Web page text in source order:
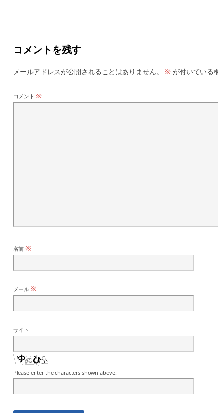
コメントを残す
メールアドレスが公開されることはありません。 ※が付いている
コメント ※
名前 ※
メール ※
サイト
Please enter the characters shown above.